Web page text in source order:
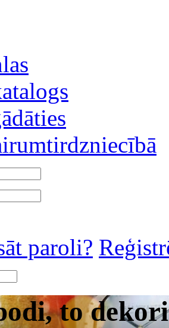
paroli?
to dekori